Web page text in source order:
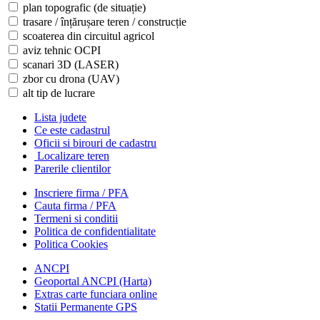
plan topografic (de situație)
trasare / înțărușare teren / construcție
scoaterea din circuitul agricol
aviz tehnic OCPI
scanari 3D (LASER)
zbor cu drona (UAV)
alt tip de lucrare
Lista judete
Ce este cadastrul
Oficii si birouri de cadastru
Localizare teren
Parerile clientilor
Inscriere firma / PFA
Cauta firma / PFA
Termeni si conditii
Politica de confidentialitate
Politica Cookies
ANCPI
Geoportal ANCPI (Harta)
Extras carte funciara online
Statii Permanente GPS